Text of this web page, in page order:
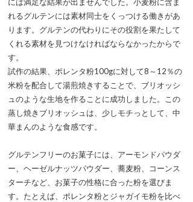
には満足な結果が出ませんでした。小麦粉に含ま
れるグルテンには素材同士をくっつける働きがあ
ります。グルテンの代わりにその役割を果たして
くれる素材を見つけなければならなかったからで
す。
試作の結果、ポレンタ粉100gに対して8～12％の
米粉を配合して湯煎焼きすることで、ブリオッシ
ュのような生地を作ることに成功しました。この
蒸し焼きブリオッシュは、少しモチっとして、中
華まんのような食感です。
グルテンフリーのお菓子には、アーモンドパウダ
ー、ヘーゼルナッツパウダー、蕎麦粉、コーンス
ターチなど、お菓子の性格に合った粉を選びま
す。たとえば、ポレンタ粉とジャガイモ粉を比べ